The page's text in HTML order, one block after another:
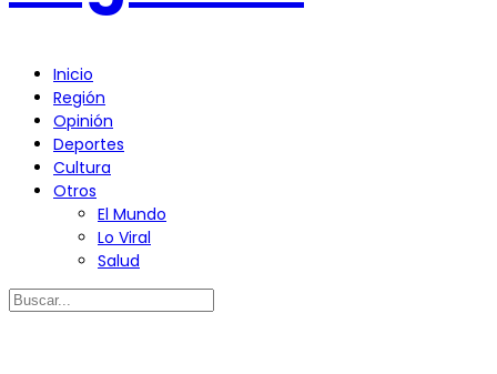
Inicio
Región
Opinión
Deportes
Cultura
Otros
El Mundo
Lo Viral
Salud